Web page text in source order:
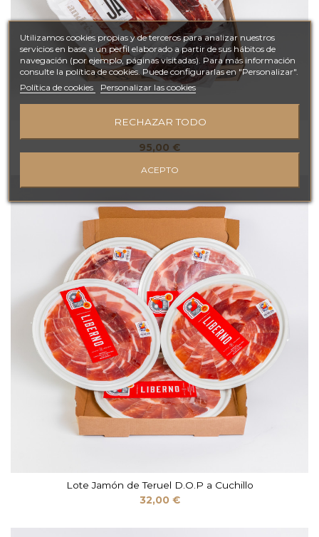
95,00 €
Lote Jamón de Teruel D.O.P a Cuchillo
32,00 €
Utilizamos cookies propias y de terceros para analizar nuestros
servicios en base a un perfil elaborado a partir de sus hábitos de
navegación (por ejemplo, páginas visitadas). Para más información
consulte la política de cookies. Puede configurarlas en "Personalizar".
Política de cookies
Personalizar las cookies
RECHAZAR TODO
ACEPTO